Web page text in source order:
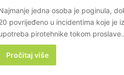
jedna osoba je poginula,
povrijeđeno u incidentima koje je
pirotehnike tokom
Pročitaj više